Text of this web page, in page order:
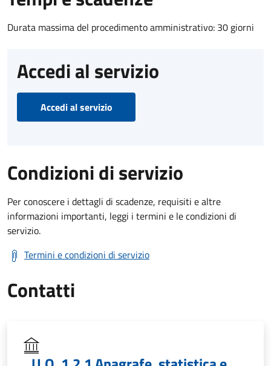
Durata massima del procedimento amministrativo: 30 giorni
Accedi al servizio
Accedi al servizio
Condizioni di servizio
Per conoscere i dettagli di scadenze, requisiti e altre
informazioni importanti, leggi i termini e le condizioni di
servizio.
Termini e condizioni di servizio
Contatti